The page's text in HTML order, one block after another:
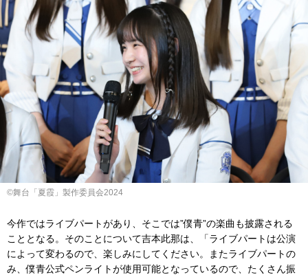
©舞台「夏霞」製作委員会2024
今作ではライブパートがあり、そこでは”僕青”の楽曲も披露される
こととなる。そのことについて吉本此那は、「ライブパートは公演
によって変わるので、楽しみにしてください。またライブパートの
み、僕青公式ペンライトが使用可能となっているので、たくさん振